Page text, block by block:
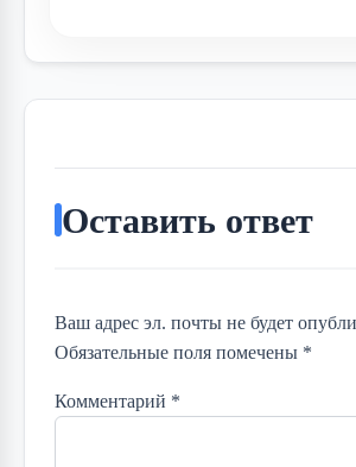
Оставить ответ
Ваш адрес эл. почты не будет
Обязательные поля помечены *
Комментарий *